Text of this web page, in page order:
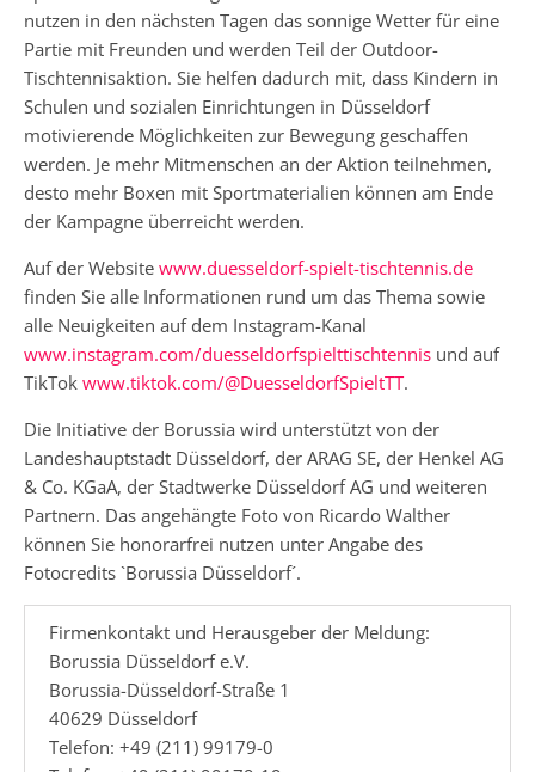
nutzen in den nächsten Tagen das sonnige Wetter für eine
Partie mit Freunden und werden Teil der Outdoor-
Tischtennisaktion. Sie helfen dadurch mit, dass Kindern in
Schulen und sozialen Einrichtungen in Düsseldorf
motivierende Möglichkeiten zur Bewegung geschaffen
werden. Je mehr Mitmenschen an der Aktion teilnehmen,
desto mehr Boxen mit Sportmaterialien können am Ende
der Kampagne überreicht werden.
Auf der Website www.duesseldorf-spielt-tischtennis.de
finden Sie alle Informationen rund um das Thema sowie
alle Neuigkeiten auf dem Instagram-Kanal
www.instagram.com/duesseldorfspielttischtennis und auf
TikTok www.tiktok.com/@DuesseldorfSpieltTT.
Die Initiative der Borussia wird unterstützt von der
Landeshauptstadt Düsseldorf, der ARAG SE, der Henkel AG
& Co. KGaA, der Stadtwerke Düsseldorf AG und weiteren
Partnern. Das angehängte Foto von Ricardo Walther
können Sie honorarfrei nutzen unter Angabe des
Fotocredits `Borussia Düsseldorf´.
Firmenkontakt und Herausgeber der Meldung:
Borussia Düsseldorf e.V.
Borussia-Düsseldorf-Straße 1
40629 Düsseldorf
Telefon: +49 (211) 99179-0